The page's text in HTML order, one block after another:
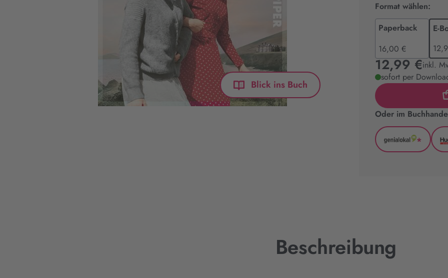
Blick ins Buch
Format wählen:
Paperback
16,00 €
E-
12,99 €inkl.
sofort per
Oder im
*
Beschreibung